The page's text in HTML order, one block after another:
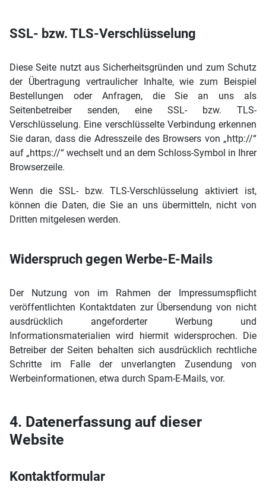
SSL- bzw. TLS-Verschlüsselung
Diese Seite nutzt aus Sicherheitsgründen und zum Schutz
der Übertragung vertraulicher Inhalte, wie zum Beispiel
Bestellungen oder Anfragen, die Sie an uns als
Seitenbetreiber senden, eine SSL- bzw. TLS-
Verschlüsselung. Eine verschlüsselte Verbindung erkennen
Sie daran, dass die Adresszeile des Browsers von „http://“
auf „https://“ wechselt und an dem Schloss-Symbol in Ihrer
Browserzeile.
Wenn die SSL- bzw. TLS-Verschlüsselung aktiviert ist,
können die Daten, die Sie an uns übermitteln, nicht von
Dritten mitgelesen werden.
Widerspruch gegen Werbe-E-Mails
Der Nutzung von im Rahmen der Impressumspflicht
veröffentlichten Kontaktdaten zur Übersendung von nicht
ausdrücklich angeforderter Werbung und
Informationsmaterialien wird hiermit widersprochen. Die
Betreiber der Seiten behalten sich ausdrücklich rechtliche
Schritte im Falle der unverlangten Zusendung von
Werbeinformationen, etwa durch Spam-E-Mails, vor.
4. Datenerfassung auf dieser
Website
Kontaktformular